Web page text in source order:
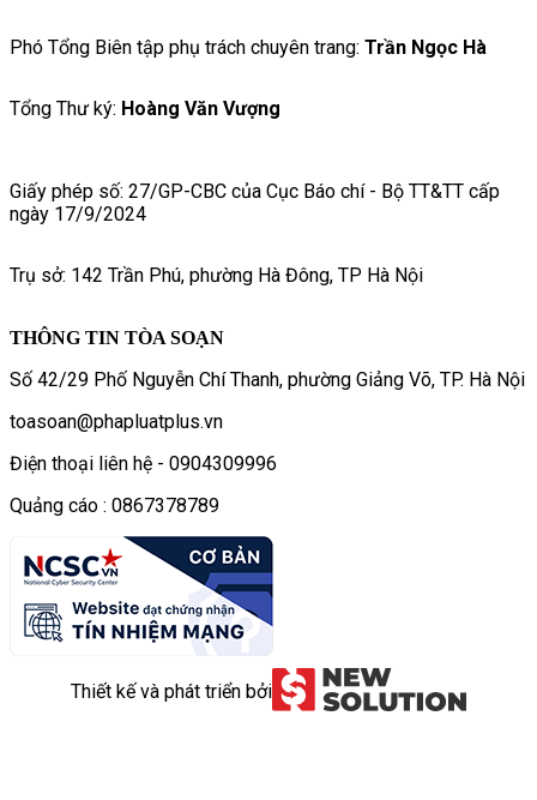
Phó Tổng Biên tập phụ trách chuyên trang: Trần Ngọc Hà
Tổng Thư ký: Hoàng Văn Vượng
Giấy phép số: 27/GP-CBC của Cục Báo chí - Bộ TT&TT cấp
ngày 17/9/2024
Trụ sở: 142 Trần Phú, phường Hà Đông, TP Hà Nội
THÔNG TIN TÒA SOẠN
Số 42/29 Phố Nguyễn Chí Thanh, phường Giảng Võ, TP. Hà Nội
toasoan@phapluatplus.vn
Điện thoại liên hệ - 0904309996
Quảng cáo : 0867378789
Thiết kế và phát triển bởi